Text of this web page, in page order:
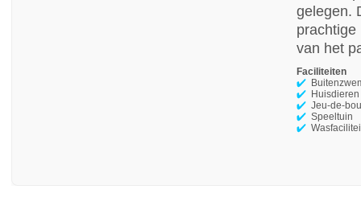
gelegen.
prachtige
van het
Faciliteiten
Jeu-de-
Speeltuin